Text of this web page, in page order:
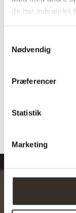
de har indsamlet
Nødvendig
Præferencer
Statistik
Marketing
Bredde:
Vægt:
Belastning pr
Afhentning